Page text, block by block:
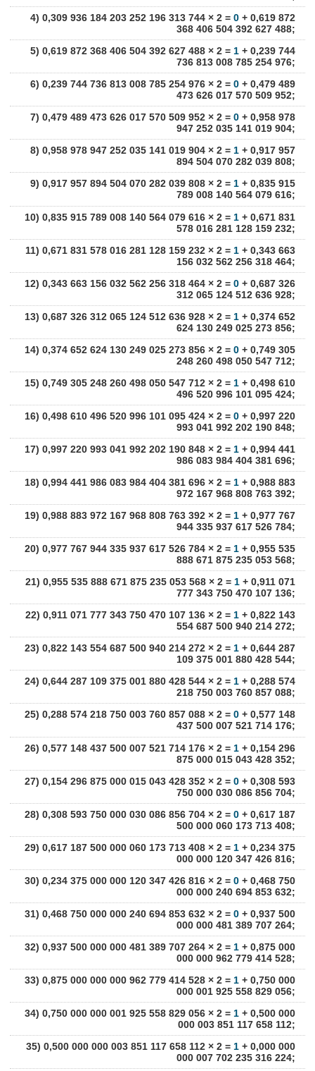
4) 0,309 936 184 203 252 196 313 744 × 2 = 0+ 0,619 872
368 406 504 392 627 488;
5) 0,619 872 368 406 504 392 627 488 × 2 = 1+ 0,239 744
736 813 008 785 254 976;
6) 0,239 744 736 813 008 785 254 976 × 2 = 0+ 0,479 489
473 626 017 570 509 952;
7) 0,479 489 473 626 017 570 509 952 × 2 = 0+ 0,958 978
947 252 035 141 019 904;
8) 0,958 978 947 252 035 141 019 904 × 2 = 1+ 0,917 957
894 504 070 282 039 808;
9) 0,917 957 894 504 070 282 039 808 × 2 = 1+ 0,835 915
789 008 140 564 079 616;
10) 0,835 915 789 008 140 564 079 616 × 2 = 1+ 0,671 831
578 016 281 128 159 232;
11) 0,671 831 578 016 281 128 159 232 × 2 = 1+ 0,343 663
156 032 562 256 318 464;
12) 0,343 663 156 032 562 256 318 464 × 2 = 0+ 0,687 326
312 065 124 512 636 928;
13) 0,687 326 312 065 124 512 636 928 × 2 = 1+ 0,374 652
624 130 249 025 273 856;
14) 0,374 652 624 130 249 025 273 856 × 2 = 0+ 0,749 305
248 260 498 050 547 712;
15) 0,749 305 248 260 498 050 547 712 × 2 = 1+ 0,498 610
496 520 996 101 095 424;
16) 0,498 610 496 520 996 101 095 424 × 2 = 0+ 0,997 220
993 041 992 202 190 848;
17) 0,997 220 993 041 992 202 190 848 × 2 = 1+ 0,994 441
986 083 984 404 381 696;
18) 0,994 441 986 083 984 404 381 696 × 2 = 1+ 0,988 883
972 167 968 808 763 392;
19) 0,988 883 972 167 968 808 763 392 × 2 = 1+ 0,977 767
944 335 937 617 526 784;
20) 0,977 767 944 335 937 617 526 784 × 2 = 1+ 0,955 535
888 671 875 235 053 568;
21) 0,955 535 888 671 875 235 053 568 × 2 = 1+ 0,911 071
777 343 750 470 107 136;
22) 0,911 071 777 343 750 470 107 136 × 2 = 1+ 0,822 143
554 687 500 940 214 272;
23) 0,822 143 554 687 500 940 214 272 × 2 = 1+ 0,644 287
109 375 001 880 428 544;
24) 0,644 287 109 375 001 880 428 544 × 2 = 1+ 0,288 574
218 750 003 760 857 088;
25) 0,288 574 218 750 003 760 857 088 × 2 = 0+ 0,577 148
437 500 007 521 714 176;
26) 0,577 148 437 500 007 521 714 176 × 2 = 1+ 0,154 296
875 000 015 043 428 352;
27) 0,154 296 875 000 015 043 428 352 × 2 = 0+ 0,308 593
750 000 030 086 856 704;
28) 0,308 593 750 000 030 086 856 704 × 2 = 0+ 0,617 187
500 000 060 173 713 408;
29) 0,617 187 500 000 060 173 713 408 × 2 = 1+ 0,234 375
000 000 120 347 426 816;
30) 0,234 375 000 000 120 347 426 816 × 2 = 0+ 0,468 750
000 000 240 694 853 632;
31) 0,468 750 000 000 240 694 853 632 × 2 = 0+ 0,937 500
000 000 481 389 707 264;
32) 0,937 500 000 000 481 389 707 264 × 2 = 1+ 0,875 000
000 000 962 779 414 528;
33) 0,875 000 000 000 962 779 414 528 × 2 = 1+ 0,750 000
000 001 925 558 829 056;
34) 0,750 000 000 001 925 558 829 056 × 2 = 1+ 0,500 000
000 003 851 117 658 112;
35) 0,500 000 000 003 851 117 658 112 × 2 = 1+ 0,000 000
000 007 702 235 316 224;